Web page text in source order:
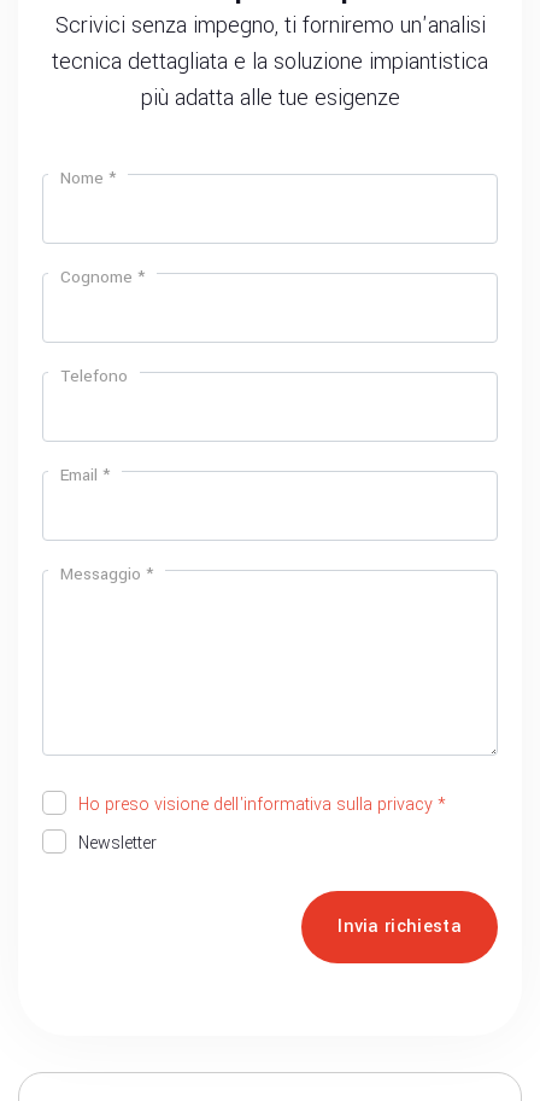
Scrivici senza impegno, ti forniremo un'analisi
tecnica dettagliata e la soluzione impiantistica
più adatta alle tue esigenze
Nome *
Cognome *
Telefono
Email *
Messaggio *
Ho preso visione dell'informativa sulla privacy *
Newsletter
Invia richiesta